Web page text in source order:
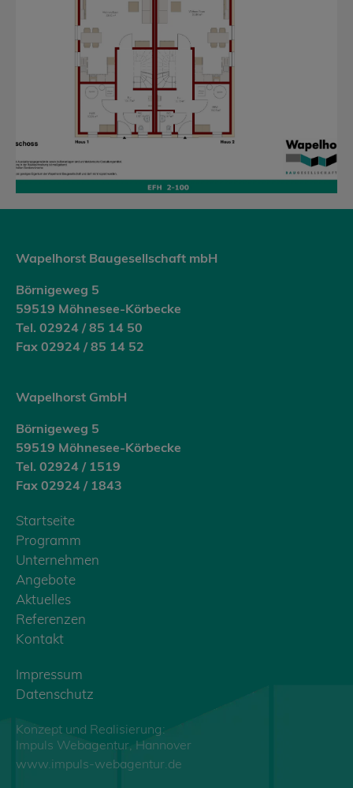
Wapelhorst Baugesellschaft mbH
Börnigeweg 5
59519 Möhnesee-Körbecke
Tel. 02924 / 85 14 50
Fax 02924 / 85 14 52
Wapelhorst GmbH
Börnigeweg 5
59519 Möhnesee-Körbecke
Tel. 02924 / 1519
Fax 02924 / 1843
Startseite
Programm
Unternehmen
Angebote
Aktuelles
Referenzen
Kontakt
Impressum
Datenschutz
Konzept und Realisierung:
Impuls Webagentur, Hannover
www.impuls-webagentur.de